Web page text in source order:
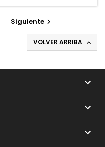
Siguiente 
VOLVER ARRIBA 


